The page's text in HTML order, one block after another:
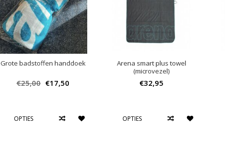
Grote badstoffen handdoek
€25,00 €17,50
OPTIES
Arena smart plus towel
(microvezel)
€32,95
OPTIES